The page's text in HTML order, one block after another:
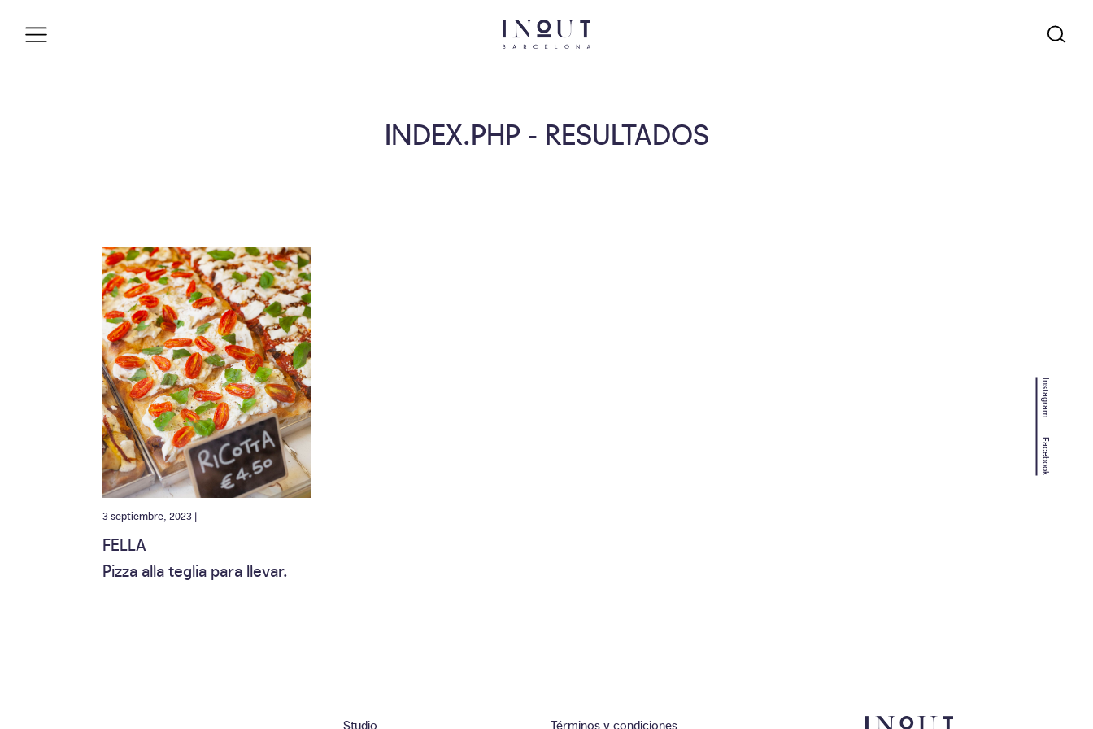
Instagram
Facebook
INDEX.PHP - RESULTADOS
3 septiembre, 2023 |
FELLA
Pizza alla teglia para llevar.
Studio Términos y condiciones